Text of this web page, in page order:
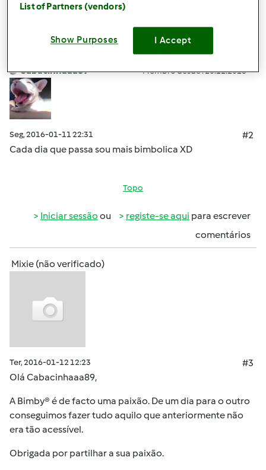
Cabacinhaaa89 Membro desde : 20.12.2015
Seg, 2016-01-11 22:31
#2
Cada dia que passa sou mais bimbolica XD
Topo
Iniciar sessão ou registe-se aqui para escrever
comentários
Mixie (não verificado)
Ter, 2016-01-12 12:23
#3
Olá Cabacinhaaa89,
A Bimby® é de facto uma paixão. De um dia para o outro
conseguimos fazer tudo aquilo que anteriormente não
era tão acessível.
Obrigada por partilhar a sua paixão.
List of Partners (vendors)
Show Purposes I Accept